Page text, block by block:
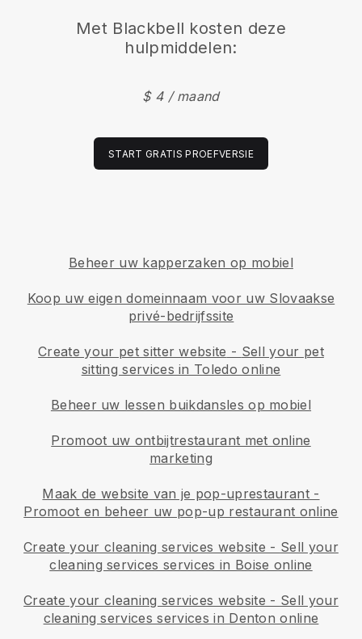
Met Blackbell kosten deze
hulpmiddelen:
$ 4 / maand
START GRATIS PROEFVERSIE
Beheer uw kapperzaken op mobiel
Koop uw eigen domeinnaam voor uw Slovaakse
privé-bedrijfssite
Create your pet sitter website - Sell your pet
sitting services in Toledo online
Beheer uw lessen buikdansles op mobiel
Promoot uw ontbijtrestaurant met online
marketing
Maak de website van je pop-uprestaurant-
Promoot en beheer uw pop-up restaurant online
Create your cleaning services website - Sell your
cleaning services services in Boise online
Create your cleaning services website - Sell your
cleaning services services in Denton online